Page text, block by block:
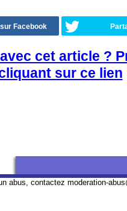
Facebook
cet article ?
sur ce lien
abus, contactez moderation-